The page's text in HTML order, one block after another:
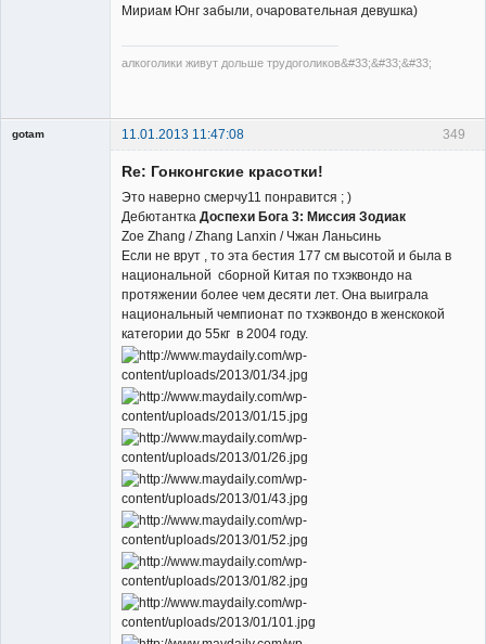
Мириам Юнг забыли, очаровательная девушка)
алкоголики живут дольше трудоголиков&#33;&#33;&#33;
349
gotam
11.01.2013 11:47:08
Re: Гонконгские красотки!
Это наверно смерчу11 понравится ; )
Дебютантка Доспехи Бога 3: Миссия Зодиак
Zoe Zhang / Zhang Lanxin / Чжан Ланьсинь
Если не врут , то эта бестия 177 см высотой и была в
национальной сборной Китая по тхэквондо на
протяжении более чем десяти лет. Она выиграла
национальный чемпионат по тхэквондо в женскокой
категории до 55кг в 2004 году.